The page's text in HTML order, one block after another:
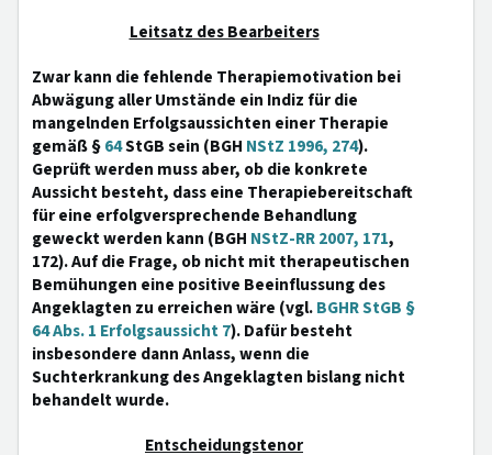
Leitsatz des Bearbeiters
Zwar kann die fehlende Therapiemotivation bei
Abwägung aller Umstände ein Indiz für die
mangelnden Erfolgsaussichten einer Therapie
gemäß §64StGB sein (BGH NStZ 1996, 274).
Geprüft werden muss aber, ob die konkrete
Aussicht besteht, dass eine Therapiebereitschaft
für eine erfolgversprechende Behandlung
geweckt werden kann (BGH NStZ-RR 2007, 171,
172). Auf die Frage, ob nicht mit therapeutischen
Bemühungen eine positive Beeinflussung des
Angeklagten zu erreichen wäre (vgl.BGHR StGB §
64 Abs. 1 Erfolgsaussicht 7). Dafür besteht
insbesondere dann Anlass, wenn die
Suchterkrankung des Angeklagten bislang nicht
behandelt wurde.
Entscheidungstenor